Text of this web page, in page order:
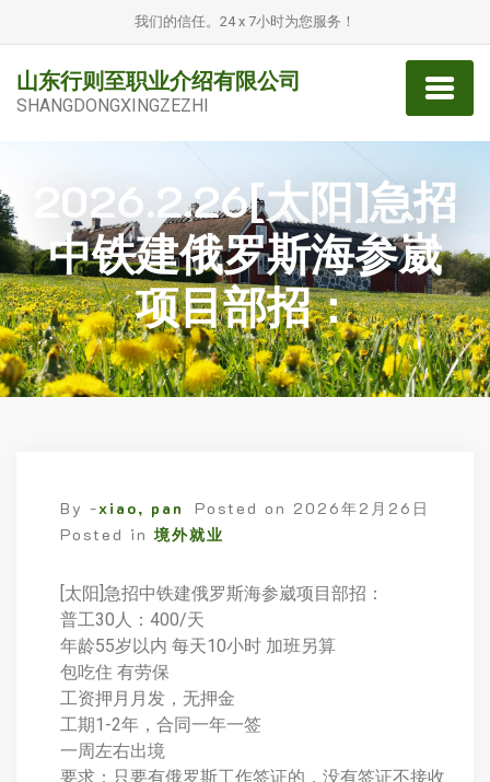
我们的信任。24 x 7小时为您服务！
山东行则至职业介绍有限公司
SHANGDONGXINGZEZHI
2026.2.26[太阳]急招
中铁建俄罗斯海参崴
项目部招：
By -xiao, pan Posted on 2026年2月26日
Posted in 境外就业
[太阳]急招中铁建俄罗斯海参崴项目部招：
普工30人：400/天
年龄55岁以内 每天10小时 加班另算
包吃住 有劳保
工资押月月发，无押金
工期1-2年，合同一年一签
一周左右出境
要求：只要有俄罗斯工作签证的，没有签证不接收